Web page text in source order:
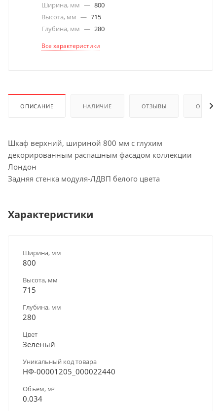
Ширина, мм — 800
Высота, мм — 715
Глубина, мм — 280
Все характеристики
ОПИСАНИЕ НАЛИЧИЕ ОТЗЫВЫ ОПЛАТА
Шкаф верхний, шириной 800 мм с глухим
декорированным распашным фасадом коллекции
Лондон
Задняя стенка модуля-ЛДВП белого цвета
Характеристики
Ширина, мм
800
Высота, мм
715
Глубина, мм
280
Цвет
Зеленый
Уникальный код товара
НФ-00001205_000022440
Объем, м³
0.034